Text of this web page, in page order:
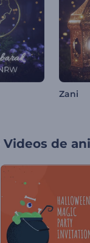
Zani
Videos de